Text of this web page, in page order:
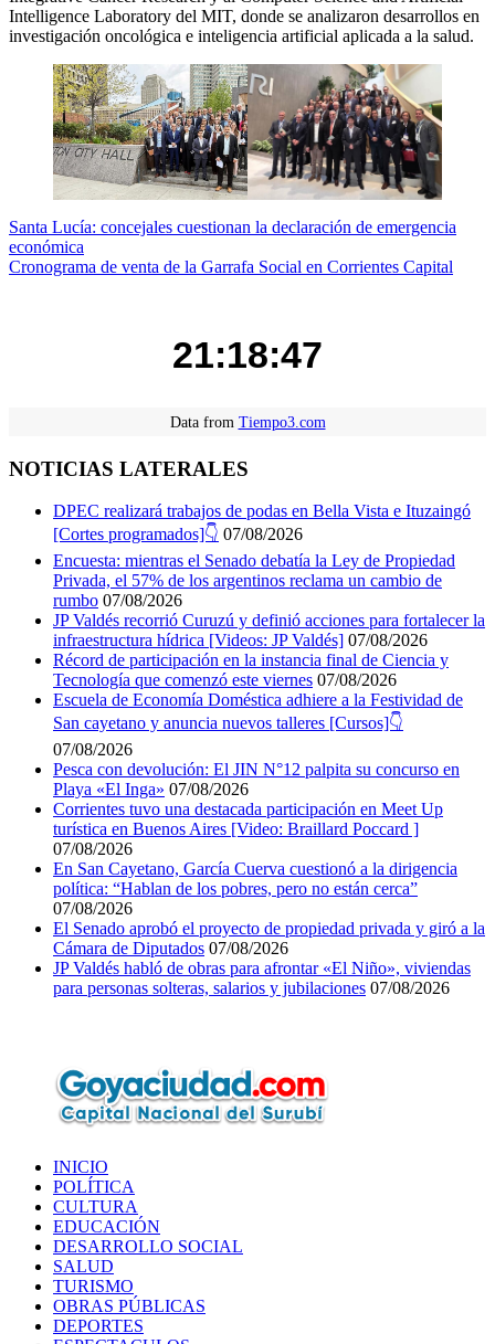
Intelligence Laboratory del MIT, donde se analizaron desarrollos en
investigación oncológica e inteligencia artificial aplicada a la salud.
Navegación
de
Santa Lucía: concejales cuestionan la declaración de emergencia
económica
Cronograma de venta de la Garrafa Social en Corrientes Capital
21:18:48
Data from Tiempo3.com
NOTICIAS LATERALES
DPEC realizará trabajos de podas en Bella Vista e Ituzaingó
[Cortes programados]👇 07/08/2026
Encuesta: mientras el Senado debatía la Ley de Propiedad
Privada, el 57% de los argentinos reclama un cambio de
rumbo 07/08/2026
JP Valdés recorrió Curuzú y definió acciones para fortalecer la
infraestructura hídrica [Videos: JP Valdés] 07/08/2026
Récord de participación en la instancia final de Ciencia y
Tecnología que comenzó este viernes 07/08/2026
Escuela de Economía Doméstica adhiere a la Festividad de
San cayetano y anuncia nuevos talleres [Cursos]👇
07/08/2026
Pesca con devolución: El JIN N°12 palpita su concurso en
Playa «El Inga» 07/08/2026
Corrientes tuvo una destacada participación en Meet Up
turística en Buenos Aires [Video: Braillard Poccard ]
07/08/2026
En San Cayetano, García Cuerva cuestionó a la dirigencia
política: “Hablan de los pobres, pero no están cerca”
07/08/2026
El Senado aprobó el proyecto de propiedad privada y giró a la
Cámara de Diputados 07/08/2026
JP Valdés habló de obras para afrontar «El Niño», viviendas
para personas solteras, salarios y jubilaciones 07/08/2026
INICIO
POLÍTICA
CULTURA
EDUCACIÓN
DESARROLLO SOCIAL
SALUD
TURISMO
OBRAS PÚBLICAS
DEPORTES